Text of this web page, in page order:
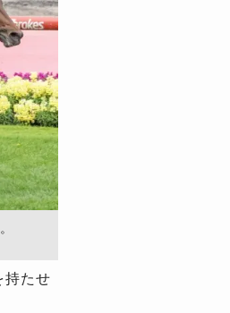
持たせ